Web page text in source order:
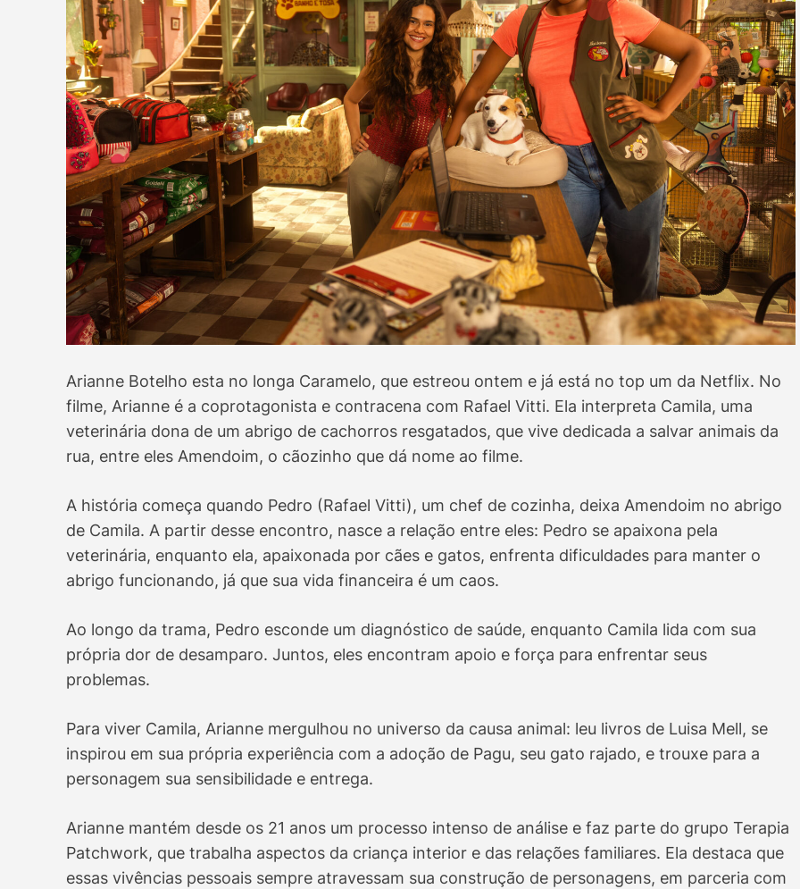
Arianne Botelho esta no longa Caramelo, que estreou ontem e já está no top um da Netflix. No
filme, Arianne é a coprotagonista e contracena com Rafael Vitti. Ela interpreta Camila, uma
veterinária dona de um abrigo de cachorros resgatados, que vive dedicada a salvar animais da
rua, entre eles Amendoim, o cãozinho que dá nome ao filme.
A história começa quando Pedro (Rafael Vitti), um chef de cozinha, deixa Amendoim no abrigo
de Camila. A partir desse encontro, nasce a relação entre eles: Pedro se apaixona pela
veterinária, enquanto ela, apaixonada por cães e gatos, enfrenta dificuldades para manter o
abrigo funcionando, já que sua vida financeira é um caos.
Ao longo da trama, Pedro esconde um diagnóstico de saúde, enquanto Camila lida com sua
própria dor de desamparo. Juntos, eles encontram apoio e força para enfrentar seus
problemas.
Para viver Camila, Arianne mergulhou no universo da causa animal: leu livros de Luisa Mell, se
inspirou em sua própria experiência com a adoção de Pagu, seu gato rajado, e trouxe para a
personagem sua sensibilidade e entrega.
Arianne mantém desde os 21 anos um processo intenso de análise e faz parte do grupo Terapia
Patchwork, que trabalha aspectos da criança interior e das relações familiares. Ela destaca que
essas vivências pessoais sempre atravessam sua construção de personagens, em parceria com